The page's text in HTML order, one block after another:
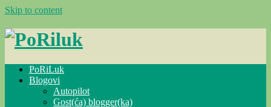
Skip to content
PoRiLuk
Blogovi
Autopilot
Gost(ća) blogger(ka)